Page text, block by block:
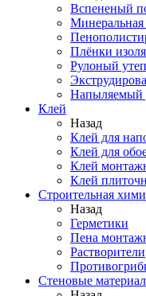
Вспененый
Минеральная
Плёнки
Рулоный
Напыляемый
Клей
Назад
Клей для
Клей для
Клей
Клей
Строительная
Назад
Герметики
Пена
Растворители
Стеновые